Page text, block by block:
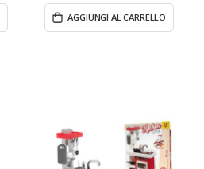
AGGIUNGI AL CARRELLO